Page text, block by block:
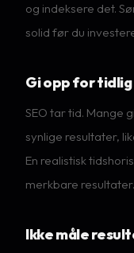
og indeksere det.
solid før du
Gi opp for tidlig
SEO tar tid. Mange
synlige resultater,
En realistisk
merkbare resultater.
Ikke måle